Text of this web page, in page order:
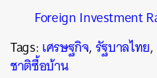
Foreign Investment
Tags:เศรษฐกิจ,รัฐบาลไทย,
ชาติซื้อบ้าน